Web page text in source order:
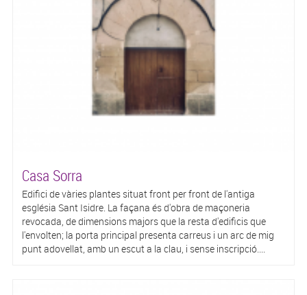
Casa Sorra
Edifici de vàries plantes situat front per front de l'antiga
església Sant Isidre. La façana és d'obra de maçoneria
revocada, de dimensions majors que la resta d'edificis que
l'envolten; la porta principal presenta carreus i un arc de mig
punt adovellat, amb un escut a la clau, i sense inscripció....